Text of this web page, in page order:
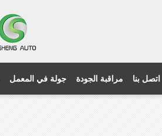
جولة في المعمل مراقبة الجودة اتصل بنا